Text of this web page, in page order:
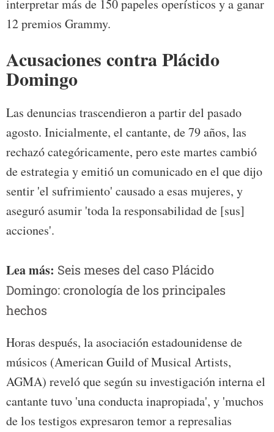
interpretar más de 150 papeles operísticos y a ganar
12 premios Grammy.
Acusaciones contra Plácido
Domingo
Las denuncias trascendieron a partir del pasado
agosto. Inicialmente, el cantante, de 79 años, las
rechazó categóricamente, pero este martes cambió
de estrategia y emitió un comunicado en el que dijo
sentir 'el sufrimiento' causado a esas mujeres, y
aseguró asumir 'toda la responsabilidad de [sus]
acciones'.
Lea más: Seis meses del caso Plácido
Domingo: cronología de los principales
hechos
Horas después, la asociación estadounidense de
músicos (American Guild of Musical Artists,
AGMA) reveló que según su investigación interna el
cantante tuvo 'una conducta inapropiada', y 'muchos
de los testigos expresaron temor a represalias